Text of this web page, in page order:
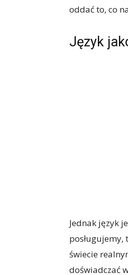
oddać to, co
Język
Jednak język
świecie
doświadczać